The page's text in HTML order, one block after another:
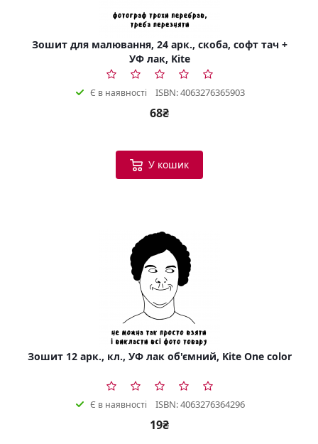
Зошит для малювання, 24 арк., скоба, софт тач +
УФ лак, Kite
Є в наявності ISBN: 4063276365903
68₴
У кошик
Зошит 12 арк., кл., УФ лак об'ємний, Kite One color
Є в наявності ISBN: 4063276364296
19₴